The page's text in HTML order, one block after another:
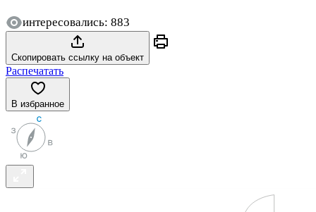
интересовались: 883
Скопировать ссылку на объект
Распечатать
В избранное